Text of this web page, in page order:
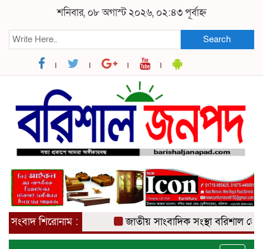
শনিবার, ০৮ অগাস্ট ২০২৬, ০২:৪৩ পূর্বাহ্ন
Search
সংবাদ শিরোনাম : জাতীয় সাংবাদিক সংস্থা বরিশাল জেলা